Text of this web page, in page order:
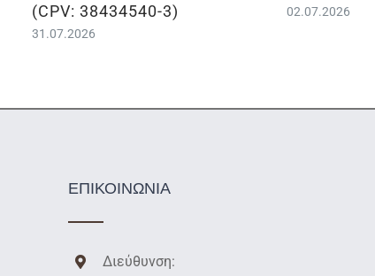
(CPV: 38434540-3)
31.07.2026
02.07.2026
ΕΠΙΚΟΙΝΩΝΙΑ
Διεύθυνση: